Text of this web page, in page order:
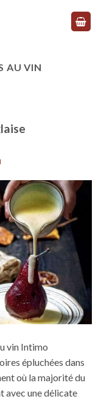
AU VIN
vin Intimo
épluchées dans
où la majorité du
avec une délicate